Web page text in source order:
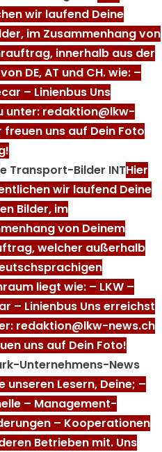
wir laufend Deine
im Zusammenhang von
innerhalb aus der
DE, AT und CH. wie: –
– Linienbus Uns
unter: redaktion@lkw-
freuen uns auf Dein Foto
Transport-Bilder INTHier
wir laufend Deine
Bilder, im
von Deinem
welcher außerhalb
liegt wie: – LKW –
– Linienbus Uns erreichst
redaktion@lkw-news.ch
uns auf Dein Foto!
Unternehmens-News
unseren Lesern, Deine; –
– Management-
– Kooperationen
Betrieben mit. Uns